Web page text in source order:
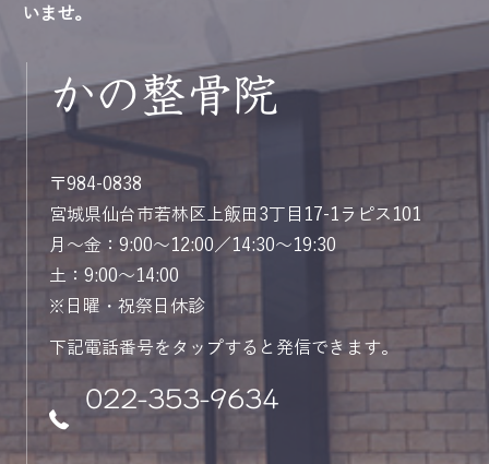
いませ。
かの整骨院
〒984-0838
宮城県仙台市若林区上飯田3丁目17-1ラピス101
月～金：9:00～12:00／14:30～19:30
土：9:00～14:00
※日曜・祝祭日休診
下記電話番号をタップすると発信できます。
022-353-9634